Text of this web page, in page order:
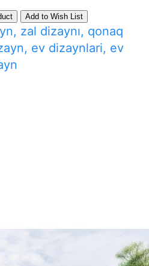
Add to Wish List
zal dizaynı, qonaq
ev dizaynlari, ev